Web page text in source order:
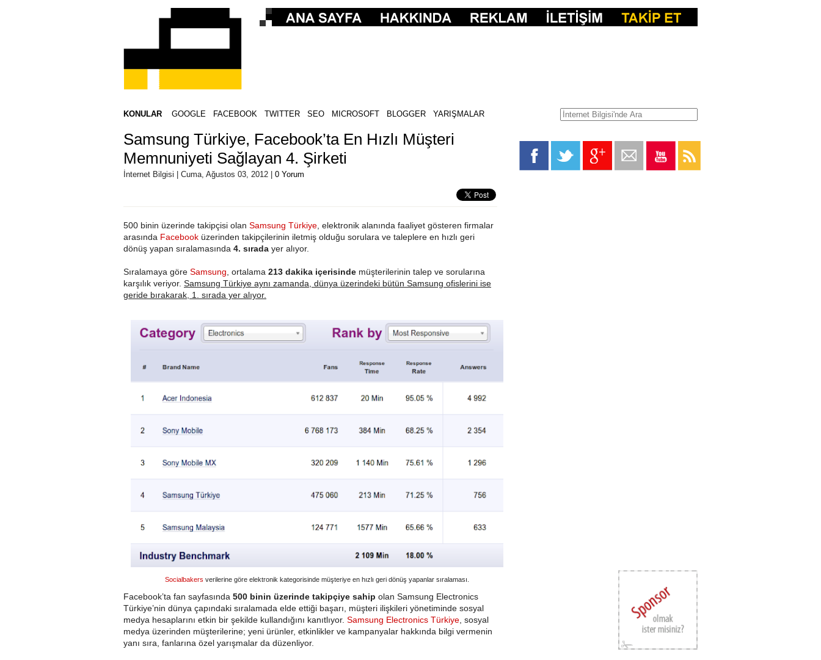
KONULAR GOOGLE FACEBOOK TWITTER SEO MICROSOFT BLOGGER YARIŞMALAR
Samsung Türkiye, Facebook’ta En Hızlı Müşteri
Memnuniyeti Sağlayan 4. Şirketi
İnternet Bilgisi | Cuma, Ağustos 03, 2012 | 0 Yorum
500 binin üzerinde takipçisi olan Samsung Türkiye , elektronik alanında faaliyet gösteren firmalar
arasında Facebook üzerinden takipçilerinin iletmiş olduğu sorulara ve taleplere en hızlı geri
dönüş yapan sıralamasında 4. sırada yer alıyor.
Sıralamaya göre Samsung , ortalama 213 dakika içerisinde müşterilerinin talep ve sorularına
karşılık veriyor. Samsung Türkiye aynı zamanda, dünya üzerindeki bütün Samsung ofislerini ise
geride bırakarak, 1. sırada yer alıyor.
Socialbakers verilerine göre elektronik kategorisinde müşteriye en hızlı geri dönüş yapanlar sıralaması.
Facebook’ta fan sayfasında 500 binin üzerinde takipçiye sahip olan Samsung Electronics
Türkiye’nin dünya çapındaki sıralamada elde ettiği başarı, müşteri ilişkileri yönetiminde sosyal
medya hesaplarını etkin bir şekilde kullandığını kanıtlıyor. Samsung Electronics Türkiye , sosyal
medya üzerinden müşterilerine; yeni ürünler, etkinlikler ve kampanyalar hakkında bilgi vermenin
yanı sıra, fanlarına özel yarışmalar da düzenliyor.